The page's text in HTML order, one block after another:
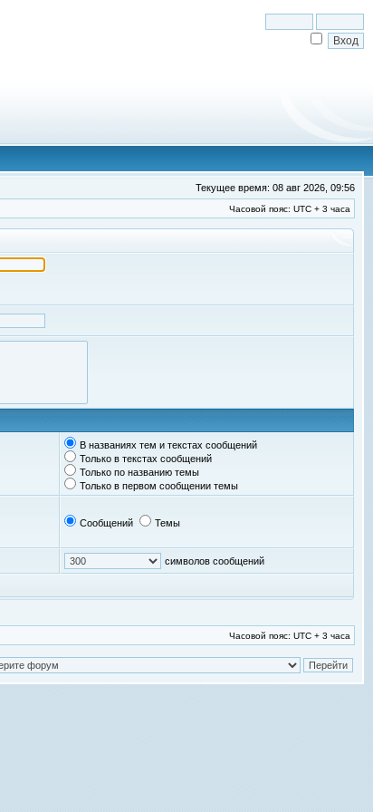
Текущее время: 08 авг 2026, 09:56
Часовой пояс: UTC + 3 часа
В названиях тем и текстах сообщений
Только в текстах сообщений
Только по названию темы
Только в первом сообщении темы
Сообщений Темы
символов сообщений
Часовой пояс: UTC + 3 часа